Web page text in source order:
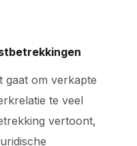
gaat om verkapte
te veel
vertoont,